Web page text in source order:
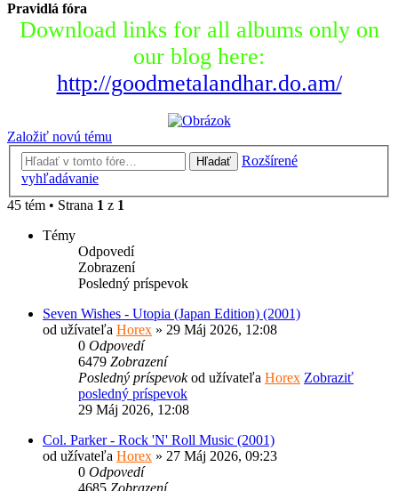
Pravidlá fóra
Download links for all albums only on
our blog here:
http://goodmetalandhar.do.am/
Založiť novú tému
Hľadať
Rozšírené
vyhľadávanie
45 tém • Strana 1 z 1
Témy
Odpovedí
Zobrazení
Posledný príspevok
Seven Wishes - Utopia (Japan Edition) (2001)
od užívateľa Horex » 29 Máj 2026, 12:08
0 Odpovedí
6479 Zobrazení
Posledný príspevokod užívateľa Horex Zobraziť
posledný príspevok
29 Máj 2026, 12:08
Col. Parker - Rock 'N' Roll Music (2001)
od užívateľa Horex » 27 Máj 2026, 09:23
0 Odpovedí
4685 Zobrazení